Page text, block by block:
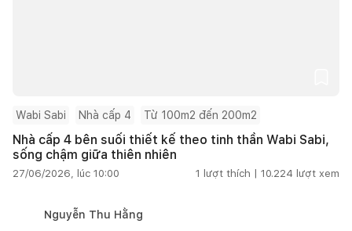
Wabi Sabi Nhà cấp 4 Từ 100m2 đến 200m2
Nhà cấp 4 bên suối thiết kế theo tinh thần Wabi Sabi,
sống chậm giữa thiên nhiên
27/06/2026, lúc 10:00 1 lượt thích | 10.224 lượt xem
Nguyễn Thu Hằng